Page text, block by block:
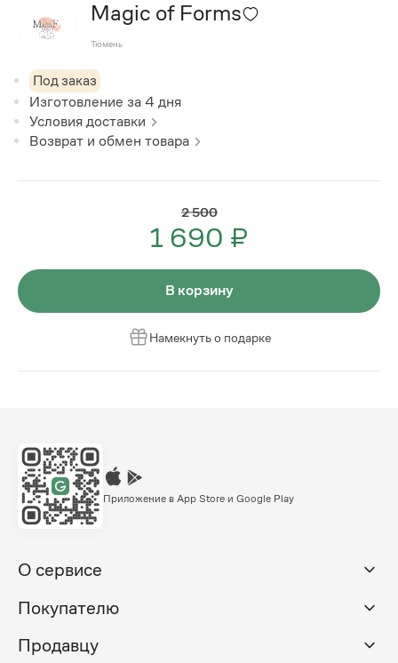
Magic of Forms
Тюмень
Под заказ
Изготовление за4 дня
Условия доставки
Возврат и обмен товара
2 500
1 690 ₽
В корзину
Намекнуть о подарке
Приложение в App Store и Google Play
О сервисе
Покупателю
Продавцу